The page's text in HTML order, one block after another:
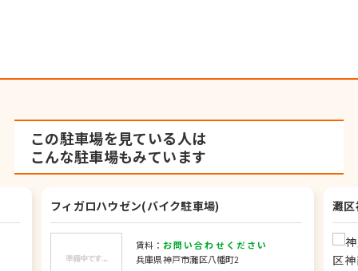
この駐車場を見ている人は
こんな駐車場もみています
フィガロハウゼン(バイク駐車場)
賃料： お問い合わせください
兵庫県神戸市灘区八幡町2
灘